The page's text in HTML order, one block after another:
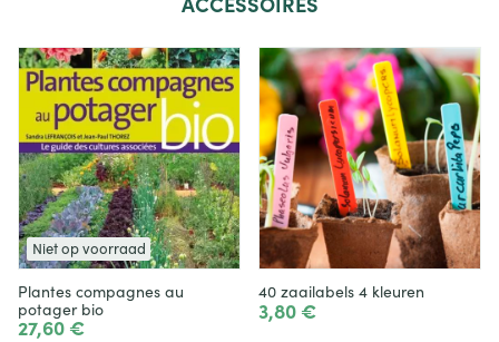
Niet op voorraad
Plantes compagnes au
potager bio
27,60 €
40 zaailabels 4 kleuren
3,80 €